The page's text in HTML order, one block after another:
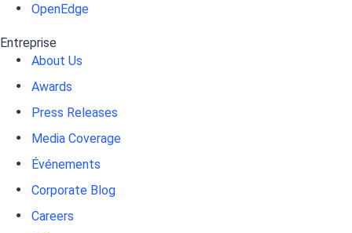
OpenEdge
Entreprise
About Us
Awards
Press Releases
Media Coverage
Événements
Corporate Blog
Careers